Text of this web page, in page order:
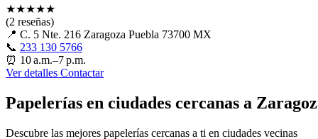
★★★★★
(2 reseñas)
📍 C. 5 Nte. 216 Zaragoza Puebla 73700 MX
📞 233 130 5766
⏰ 10 a.m.–7 p.m.
Ver detalles Contactar
Papelerías en ciudades cercanas a
Descubre las mejores papelerías cercanas a ti en ciudades vecinas